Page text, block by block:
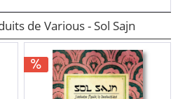
de Various - Sol Sajn